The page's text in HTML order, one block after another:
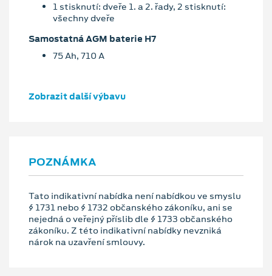
1 stisknutí: dveře 1. a 2. řady, 2 stisknutí:
všechny dveře
Samostatná AGM baterie H7
75 Ah, 710 A
Zobrazit další výbavu
POZNÁMKA
Tato indikativní nabídka není nabídkou ve smyslu
§ 1731 nebo § 1732 občanského zákoníku, ani se
nejedná o veřejný příslib dle § 1733 občanského
zákoníku. Z této indikativní nabídky nevzniká
nárok na uzavření smlouvy.